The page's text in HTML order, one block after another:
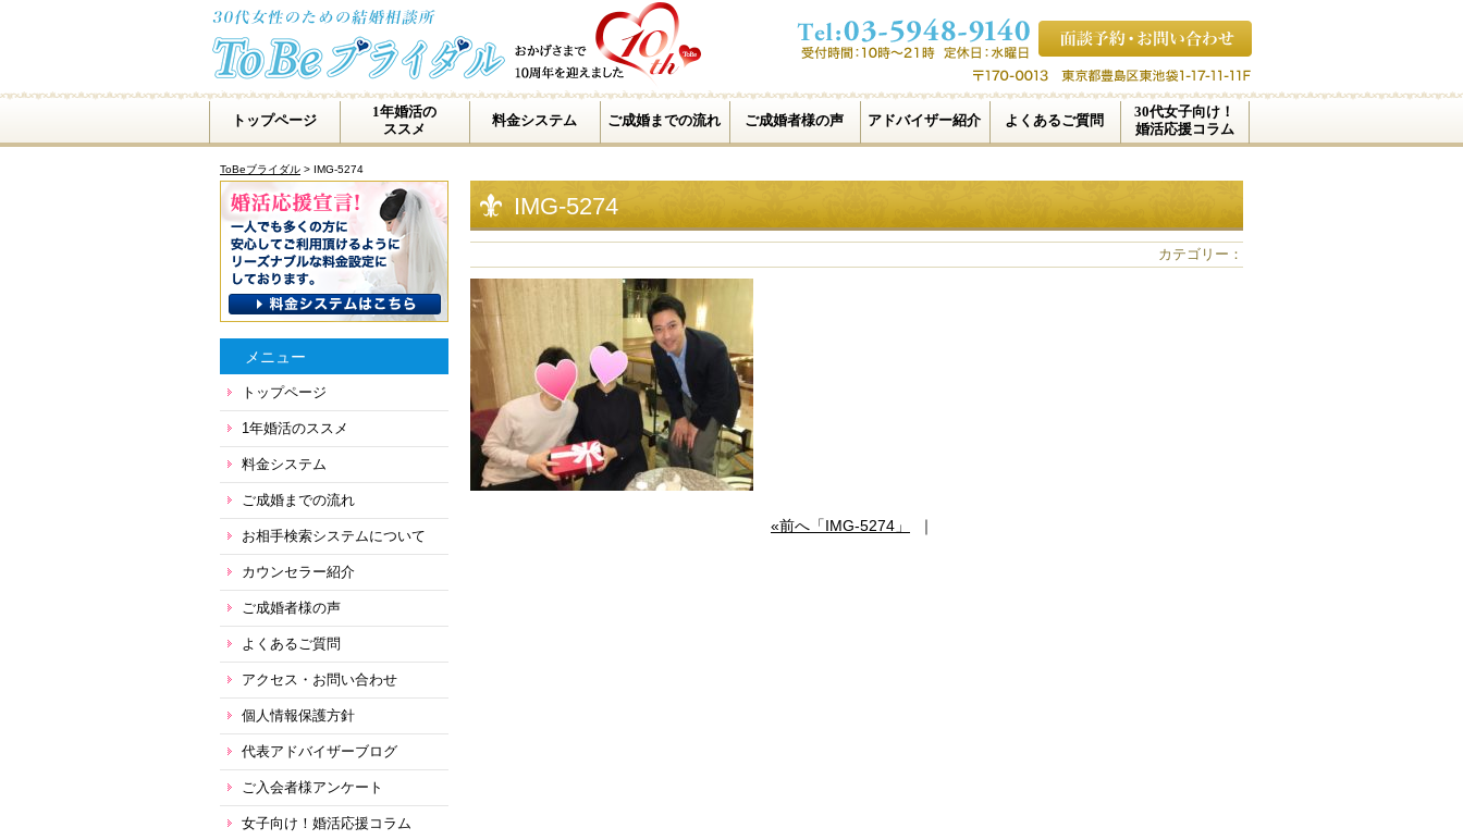
トップページ
1年婚活の
ススメ
料金システム ご成婚までの流れ ご成婚者様の声 アドバイザー紹介 よくあるご質問
30代女子向け！
婚活応援コラム
ToBeブライダル > IMG-5274
IMG-5274
カテゴリー：
«前へ「IMG-5274」 ｜
メニュー
トップページ
1年婚活のススメ
料金システム
ご成婚までの流れ
お相手検索システムについて
カウンセラー紹介
ご成婚者様の声
よくあるご質問
アクセス・お問い合わせ
個人情報保護方針
代表アドバイザーブログ
ご入会者様アンケート
女子向け！婚活応援コラム